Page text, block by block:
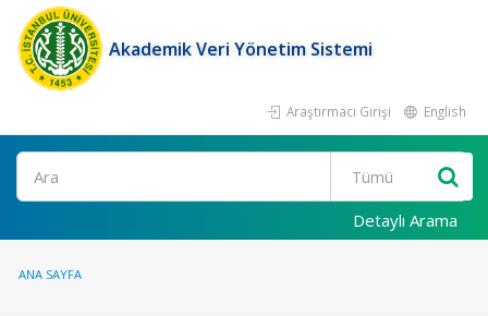
Akademik Veri Yönetim Sistemi
Araştırmacı Girişi English
Ara
Detaylı Arama
ANA SAYFA